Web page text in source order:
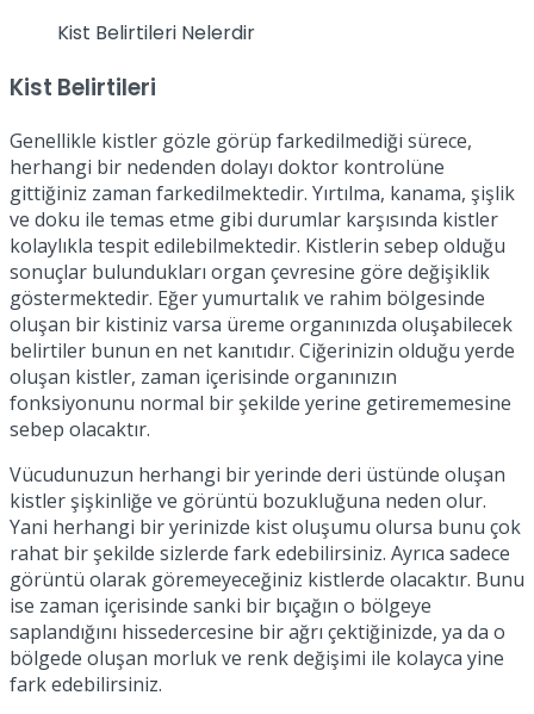
Kist Belirtileri Nelerdir
Kist Belirtileri
Genellikle kistler gözle görüp farkedilmediği sürece,
herhangi bir nedenden dolayı doktor kontrolüne
gittiğiniz zaman farkedilmektedir. Yırtılma, kanama, şişlik
ve doku ile temas etme gibi durumlar karşısında kistler
kolaylıkla tespit edilebilmektedir. Kistlerin sebep olduğu
sonuçlar bulundukları organ çevresine göre değişiklik
göstermektedir. Eğer yumurtalık ve rahim bölgesinde
oluşan bir kistiniz varsa üreme organınızda oluşabilecek
belirtiler bunun en net kanıtıdır. Ciğerinizin olduğu yerde
oluşan kistler, zaman içerisinde organınızın
fonksiyonunu normal bir şekilde yerine getirememesine
sebep olacaktır.
Vücudunuzun herhangi bir yerinde deri üstünde oluşan
kistler şişkinliğe ve görüntü bozukluğuna neden olur.
Yani herhangi bir yerinizde kist oluşumu olursa bunu çok
rahat bir şekilde sizlerde fark edebilirsiniz. Ayrıca sadece
görüntü olarak göremeyeceğiniz kistlerde olacaktır. Bunu
ise zaman içerisinde sanki bir bıçağın o bölgeye
saplandığını hissedercesine bir ağrı çektiğinizde, ya da o
bölgede oluşan morluk ve renk değişimi ile kolayca yine
fark edebilirsiniz.